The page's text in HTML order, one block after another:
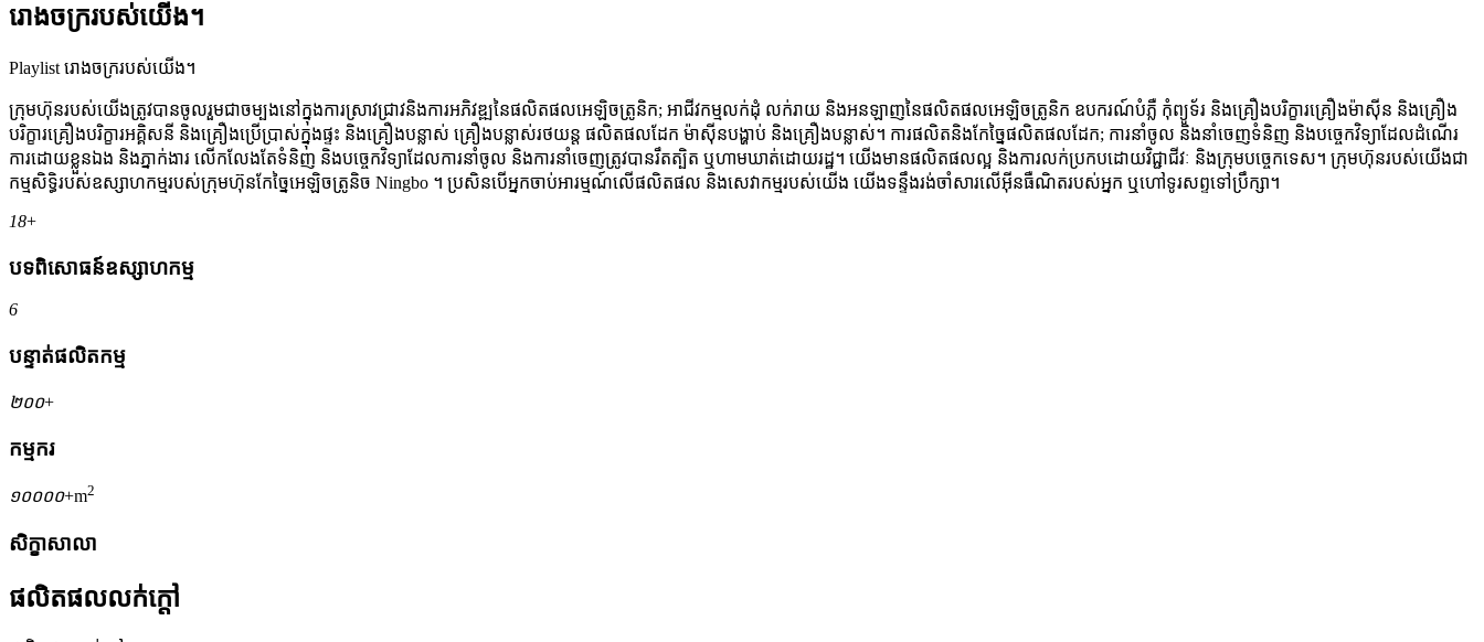
រោងចក្ររបស់យើង។
Playlist រោងចក្ររបស់យើង។
ក្រុមហ៊ុនរបស់យើងត្រូវបានចូលរួមជាចម្បងនៅក្នុងការស្រាវជ្រាវនិងការអភិវឌ្ឍនៃផលិតផលអេឡិចត្រូនិក; អាជីវកម្មលក់ដុំ លក់រាយ និងអនឡាញនៃផលិតផលអេឡិចត្រូនិក ឧបករណ៍បំភ្លឺ កុំព្យូទ័រ និងគ្រឿងបរិក្ខារគ្រឿងម៉ាស៊ីន និងគ្រឿង
បរិក្ខារគ្រឿងបរិក្ខារអគ្គិសនី និងគ្រឿងប្រើប្រាស់ក្នុងផ្ទះ និងគ្រឿងបន្លាស់ គ្រឿងបន្លាស់រថយន្ត ផលិតផលដែក ម៉ាស៊ីនបង្ហាប់ និងគ្រឿងបន្លាស់។ ការផលិតនិងកែច្នៃផលិតផលដែក; ការនាំចូល និងនាំចេញទំនិញ និងបច្ចេកវិទ្យាដែលដំណើរ
ការដោយខ្លួនឯង និងភ្នាក់ងារ លើកលែងតែទំនិញ និងបច្ចេកវិទ្យាដែលការនាំចូល និងការនាំចេញត្រូវបានរឹតត្បិត ឬហាមឃាត់ដោយរដ្ឋ។ យើងមានផលិតផលល្អ និងការលក់ប្រកបដោយវិជ្ជាជីវៈ និងក្រុមបច្ចេកទេស។ ក្រុមហ៊ុនរបស់យើងជា
កម្មសិទ្ធិរបស់ឧស្សាហកម្មរបស់ក្រុមហ៊ុនកែច្នៃអេឡិចត្រូនិច Ningbo ។ ប្រសិនបើអ្នកចាប់អារម្មណ៍លើផលិតផល និងសេវាកម្មរបស់យើង យើងទន្ទឹងរង់ចាំសារលើអ៊ីនធឺណិតរបស់អ្នក ឬហៅទូរសព្ទទៅប្រឹក្សា។
18+
បទពិសោធន៍ឧស្សាហកម្ម
6
បន្ទាត់ផលិតកម្ម
២០០+
កម្មករ
១០០០០+m2
សិក្ខាសាលា
ផលិតផលលក់ក្តៅ